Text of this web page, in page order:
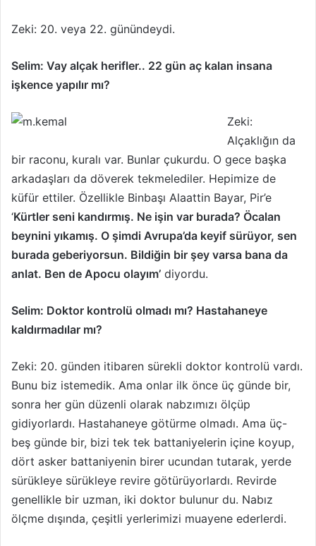
Zeki: 20. veya 22. günündeydi.
Selim: Vay alçak herifler.. 22 gün aç kalan insana
işkence yapılır mı?
Zeki:
Alçaklığın da
bir raconu, kuralı var. Bunlar çukurdu. O gece başka
arkadaşları da döverek tekmelediler. Hepimize de
küfür ettiler. Özellikle Binbaşı Alaattin Bayar, Pir’e
‘Kürtler seni kandırmış. Ne işin var burada? Öcalan
beynini yıkamış. O şimdi Avrupa’da keyif sürüyor, sen
burada geberiyorsun. Bildiğin bir şey varsa bana da
anlat. Ben de Apocu olayım’ diyordu.
Selim: Doktor kontrolü olmadı mı? Hastahaneye
kaldırmadılar mı?
Zeki: 20. günden itibaren sürekli doktor kontrolü vardı.
Bunu biz istemedik. Ama onlar ilk önce üç günde bir,
sonra her gün düzenli olarak nabzımızı ölçüp
gidiyorlardı. Hastahaneye götürme olmadı. Ama üç-
beş günde bir, bizi tek tek battaniyelerin içine koyup,
dört asker battaniyenin birer ucundan tutarak, yerde
sürükleye sürükleye revire götürüyorlardı. Revirde
genellikle bir uzman, iki doktor bulunur du. Nabız
ölçme dışında, çeşitli yerlerimizi muayene ederlerdi.